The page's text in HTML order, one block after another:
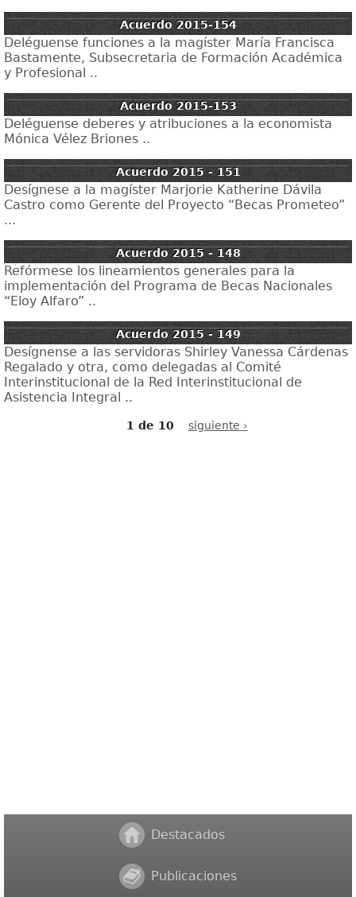
Acuerdo 2015-154
Deléguense funciones a la magíster María Francisca
Bastamente, Subsecretaria de Formación Académica
y Profesional ..
Acuerdo 2015-153
Deléguense deberes y atribuciones a la economista
Mónica Vélez Briones ..
Acuerdo 2015 - 151
Desígnese a la magíster Marjorie Katherine Dávila
Castro como Gerente del Proyecto “Becas Prometeo”
...
Acuerdo 2015 - 148
Refórmese los lineamientos generales para la
implementación del Programa de Becas Nacionales
“Eloy Alfaro” ..
Acuerdo 2015 - 149
Desígnense a las servidoras Shirley Vanessa Cárdenas
Regalado y otra, como delegadas al Comité
Interinstitucional de la Red Interinstitucional de
Asistencia Integral ..
1 de 10 siguiente ›
Destacados
Publicaciones